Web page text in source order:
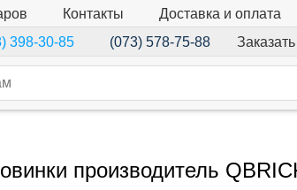
Контакты Доставка и оплата
398-30-85 (073) 578-75-88
производитель